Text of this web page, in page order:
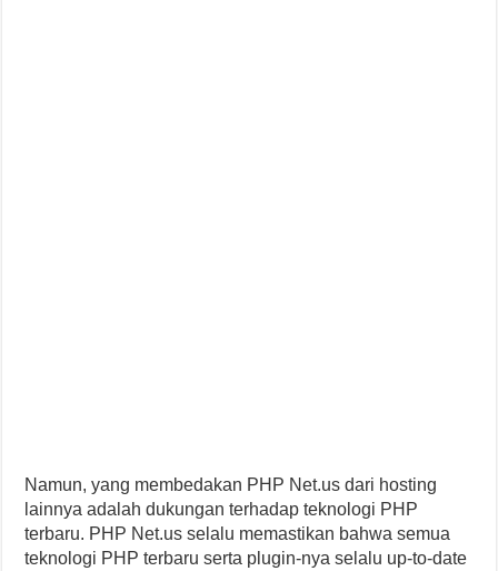
Namun, yang membedakan PHP Net.us dari hosting
lainnya adalah dukungan terhadap teknologi PHP
terbaru. PHP Net.us selalu memastikan bahwa semua
teknologi PHP terbaru serta plugin-nya selalu up-to-date